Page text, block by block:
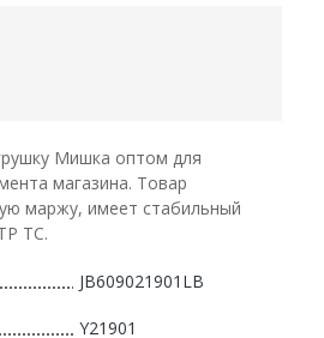
Мишка оптом для
магазина. Товар
маржу, имеет стабильный
ТС.
JB609021901LB
Y21901